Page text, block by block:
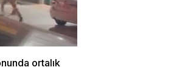
ortalık